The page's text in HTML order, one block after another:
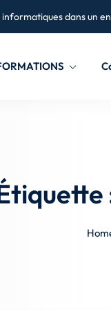
dans un
Don’t have